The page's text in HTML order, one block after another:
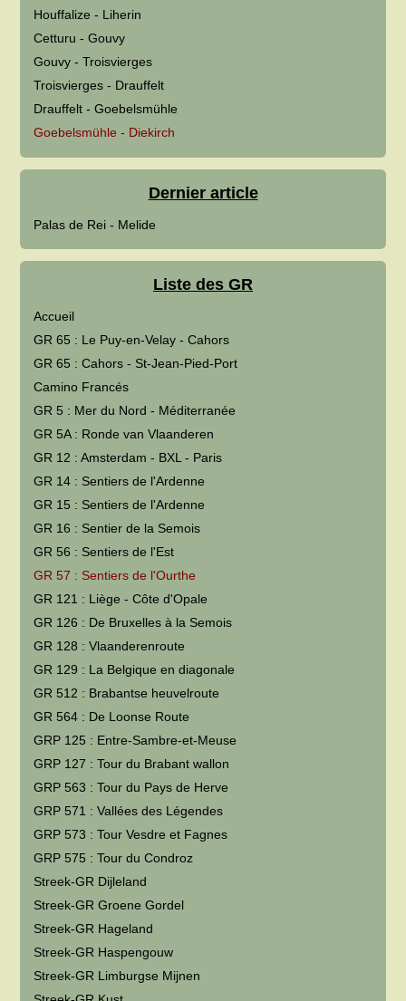
Houffalize - Liherin
Cetturu - Gouvy
Gouvy - Troisvierges
Troisvierges - Drauffelt
Drauffelt - Goebelsmühle
Goebelsmühle - Diekirch
Dernier article
Palas de Rei - Melide
Liste des GR
Accueil
GR 65 : Le Puy-en-Velay - Cahors
GR 65 : Cahors - St-Jean-Pied-Port
Camino Francés
GR 5 : Mer du Nord - Méditerranée
GR 5A : Ronde van Vlaanderen
GR 12 : Amsterdam - BXL - Paris
GR 14 : Sentiers de l'Ardenne
GR 15 : Sentiers de l'Ardenne
GR 16 : Sentier de la Semois
GR 56 : Sentiers de l'Est
GR 57 : Sentiers de l'Ourthe
GR 121 : Liège - Côte d'Opale
GR 126 : De Bruxelles à la Semois
GR 128 : Vlaanderenroute
GR 129 : La Belgique en diagonale
GR 512 : Brabantse heuvelroute
GR 564 : De Loonse Route
GRP 125 : Entre-Sambre-et-Meuse
GRP 127 : Tour du Brabant wallon
GRP 563 : Tour du Pays de Herve
GRP 571 : Vallées des Légendes
GRP 573 : Tour Vesdre et Fagnes
GRP 575 : Tour du Condroz
Streek-GR Dijleland
Streek-GR Groene Gordel
Streek-GR Hageland
Streek-GR Haspengouw
Streek-GR Limburgse Mijnen